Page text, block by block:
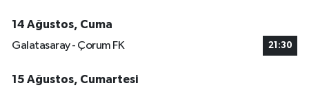
14 Ağustos, Cuma
Galatasaray - Çorum FK
21:30
15 Ağustos, Cumartesi